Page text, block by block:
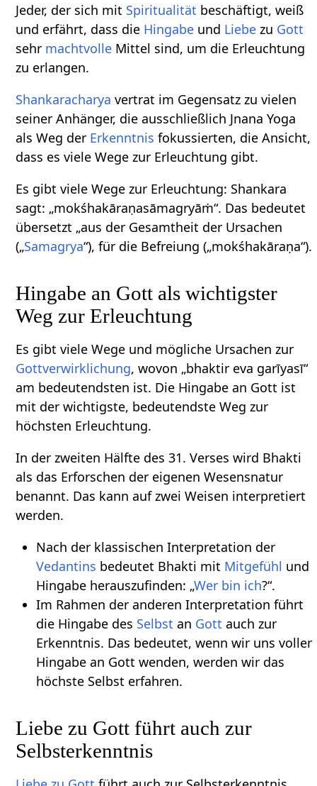
Jeder, der sich mit Spiritualität beschäftigt, weiß
und erfährt, dass die Hingabe und Liebe zu Gott
sehr machtvolle Mittel sind, um die Erleuchtung
zu erlangen.
Shankaracharya vertrat im Gegensatz zu vielen
seiner Anhänger, die ausschließlich Jnana Yoga
als Weg der Erkenntnis fokussierten, die Ansicht,
dass es viele Wege zur Erleuchtung gibt.
Es gibt viele Wege zur Erleuchtung: Shankara
sagt: „mokśhakāraṇasāmagryāṁ“. Das bedeutet
übersetzt „aus der Gesamtheit der Ursachen
(„Samagrya“), für die Befreiung („mokśhakāraṇa“).
Hingabe an Gott als wichtigster
Weg zur Erleuchtung
Es gibt viele Wege und mögliche Ursachen zur
Gottverwirklichung, wovon „bhaktir eva garīyasī“
am bedeutendsten ist. Die Hingabe an Gott ist
mit der wichtigste, bedeutendste Weg zur
höchsten Erleuchtung.
In der zweiten Hälfte des 31. Verses wird Bhakti
als das Erforschen der eigenen Wesensnatur
benannt. Das kann auf zwei Weisen interpretiert
werden.
Nach der klassischen Interpretation der
Vedantins bedeutet Bhakti mit Mitgefühl und
Hingabe herauszufinden: „Wer bin ich?“.
Im Rahmen der anderen Interpretation führt
die Hingabe des Selbst an Gott auch zur
Erkenntnis. Das bedeutet, wenn wir uns voller
Hingabe an Gott wenden, werden wir das
höchste Selbst erfahren.
Liebe zu Gott führt auch zur
Selbsterkenntnis